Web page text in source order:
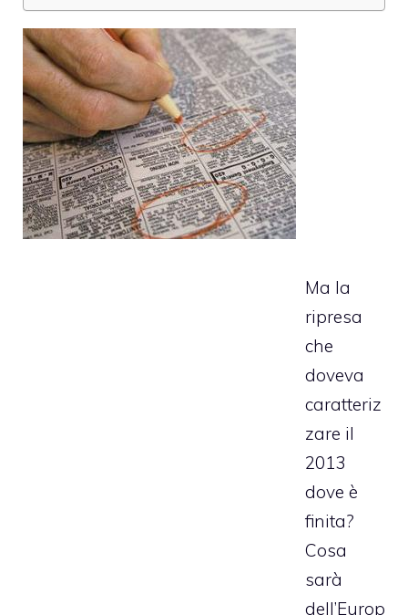
Ma la
ripresa
che
doveva
caratteriz
zare il
2013
dove è
finita?
Cosa
sarà
dell’Europ